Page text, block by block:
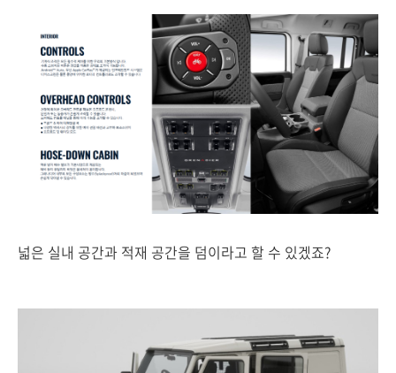
넓은 실내 공간과 적재 공간을 덤이라고 할 수 있겠죠?